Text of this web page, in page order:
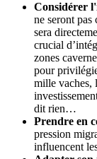
Considérer
ne seront pas
sera
crucial
zones
pour
mille vaches,
dit rien…
Prendre en
pression
influencent